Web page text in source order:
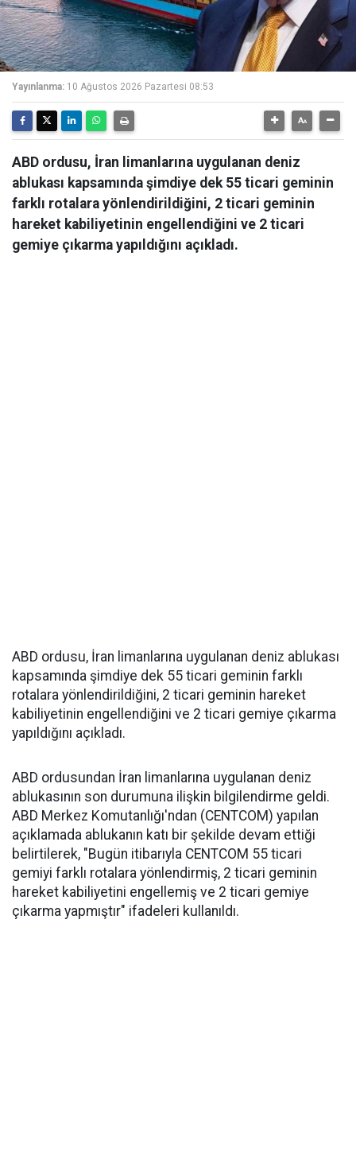
Yayınlanma: 10 Ağustos 2026 Pazartesi 08:53
ABD ordusu, İran limanlarına uygulanan deniz
ablukası kapsamında şimdiye dek 55 ticari geminin
farklı rotalara yönlendirildiğini, 2 ticari geminin
hareket kabiliyetinin engellendiğini ve 2 ticari
gemiye çıkarma yapıldığını açıkladı.
ABD ordusu, İran limanlarına uygulanan deniz ablukası
kapsamında şimdiye dek 55 ticari geminin farklı
rotalara yönlendirildiğini, 2 ticari geminin hareket
kabiliyetinin engellendiğini ve 2 ticari gemiye çıkarma
yapıldığını açıkladı.
ABD ordusundan İran limanlarına uygulanan deniz
ablukasının son durumuna ilişkin bilgilendirme geldi.
ABD Merkez Komutanlığı'ndan (CENTCOM) yapılan
açıklamada ablukanın katı bir şekilde devam ettiği
belirtilerek, "Bugün itibarıyla CENTCOM 55 ticari
gemiyi farklı rotalara yönlendirmiş, 2 ticari geminin
hareket kabiliyetini engellemiş ve 2 ticari gemiye
çıkarma yapmıştır" ifadeleri kullanıldı.